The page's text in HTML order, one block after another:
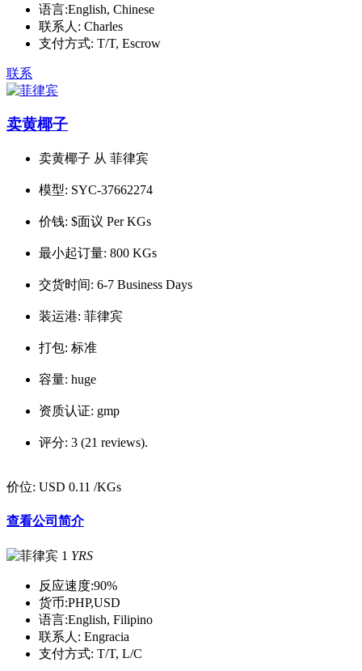
语言:English, Chinese
联系人: Charles
支付方式: T/T, Escrow
联系
卖黄椰子
卖黄椰子 从 菲律宾
模型: SYC-37662274
价钱: $面议 Per KGs
最小起订量: 800 KGs
交货时间: 6-7 Business Days
装运港: 菲律宾
打包: 标准
容量: huge
资质认证: gmp
评分: 3 (21 reviews).
价位: USD 0.11 /KGs
查看公司简介
1 YRS
反应速度:90%
货币:PHP,USD
语言:English, Filipino
联系人: Engracia
支付方式: T/T, L/C